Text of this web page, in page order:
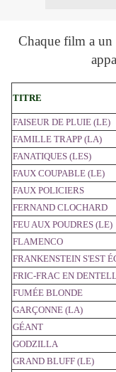
Chaque film a un
TITRE
FAISEUR DE PLUIE (LE)
FAMILLE TRAPP (LA)
FANATIQUES (LES)
FAUX COUPABLE (LE)
FAUX POLICIERS
FERNAND CLOCHARD
FEU AUX POUDRES (LE)
FLAMENCO
FRANKENSTEIN S'EST
FRIC-FRAC EN
FUMÉE BLONDE
GARÇONNE (LA)
GÉANT
GODZILLA
GRAND BLUFF (LE)